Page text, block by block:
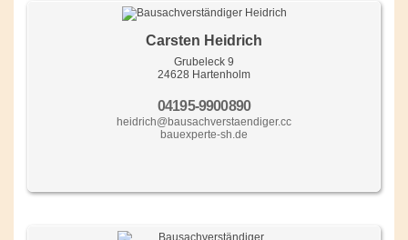
Carsten Heidrich
Grubeleck 9
24628 Hartenholm
04195-9900890
heidrich@bausachverstaendiger.cc
bauexperte-sh.de